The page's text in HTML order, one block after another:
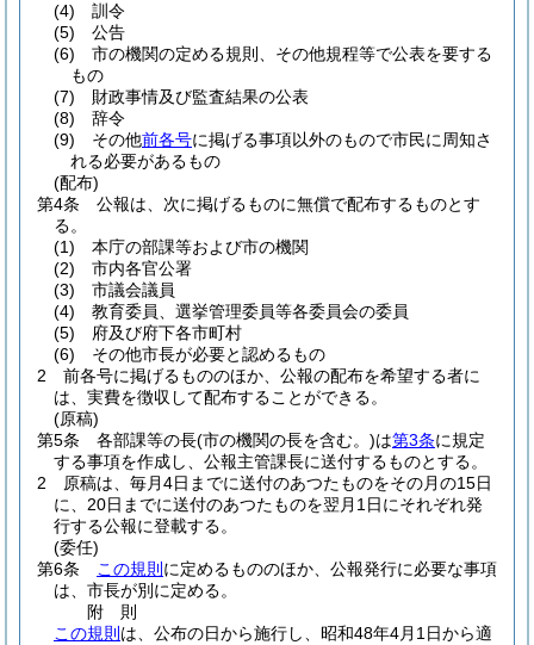
(4)
訓令
(5)
公告
(6)
市の機関の定める規則、その他規程等で公表を要する
もの
(7)
財政事情及び監査結果の公表
(8)
辞令
(9)
その他前各号に掲げる事項以外のもので市民に周知さ
れる必要があるもの
(配布)
第4条
公報は、次に掲げるものに無償で配布するものとす
る。
(1)
本庁の部課等および市の機関
(2)
市内各官公署
(3)
市議会議員
(4)
教育委員、選挙管理委員等各委員会の委員
(5)
府及び府下各市町村
(6)
その他市長が必要と認めるもの
2
前各号に掲げるもののほか、公報の配布を希望する者に
は、実費を徴収して配布することができる。
(原稿)
第5条
各部課等の長(市の機関の長を含む。)は第3条に規定
する事項を作成し、公報主管課長に送付するものとする。
2
原稿は、毎月4日までに送付のあつたものをその月の15日
に、20日までに送付のあつたものを翌月1日にそれぞれ発
行する公報に登載する。
(委任)
第6条
この規則 に定めるもののほか、公報発行に必要な事項
は、市長が別に定める。
附 則
この規則 は、公布の日から施行し、昭和48年4月1日から適